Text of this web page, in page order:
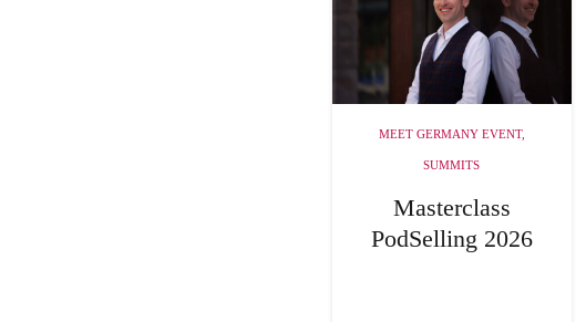
MEET GERMANY EVENT,
SUMMITS
Masterclass
PodSelling 2026